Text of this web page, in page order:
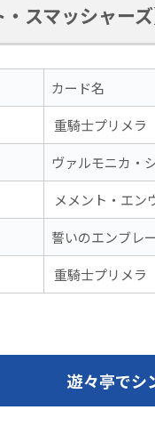
・スマッシャー
カード名
重騎士プリメラ
ヴァルモニカ・
メメント・エン
誓いのエンブレ
重騎士プリメラ
遊々亭でシ